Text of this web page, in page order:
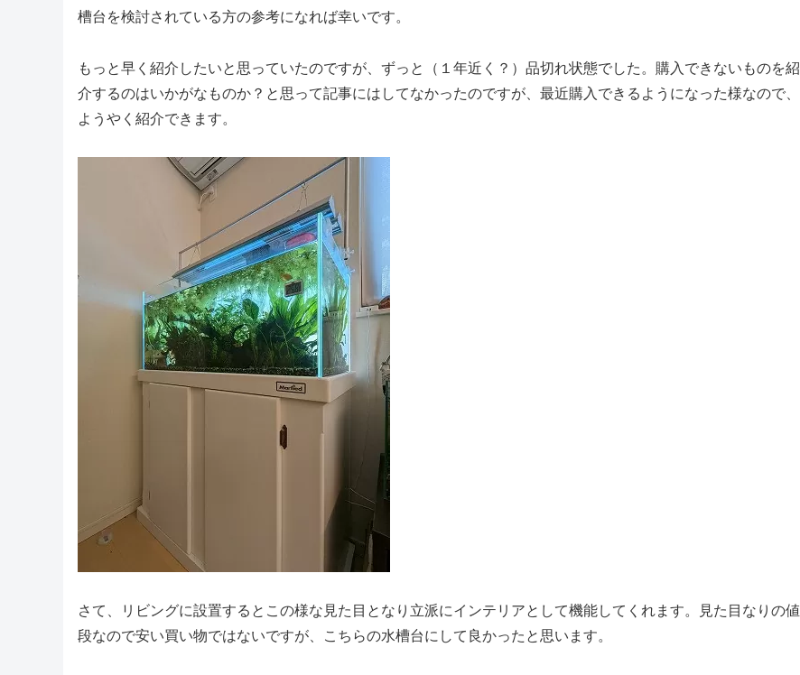
槽台を検討されている方の参考になれば幸いです。
もっと早く紹介したいと思っていたのですが、ずっと（１年近く？）品切れ状態でした。購入できないものを紹
介するのはいかがなものか？と思って記事にはしてなかったのですが、最近購入できるようになった様なので、
ようやく紹介できます。
さて、リビングに設置するとこの様な見た目となり立派にインテリアとして機能してくれます。見た目なりの値
段なので安い買い物ではないですが、こちらの水槽台にして良かったと思います。